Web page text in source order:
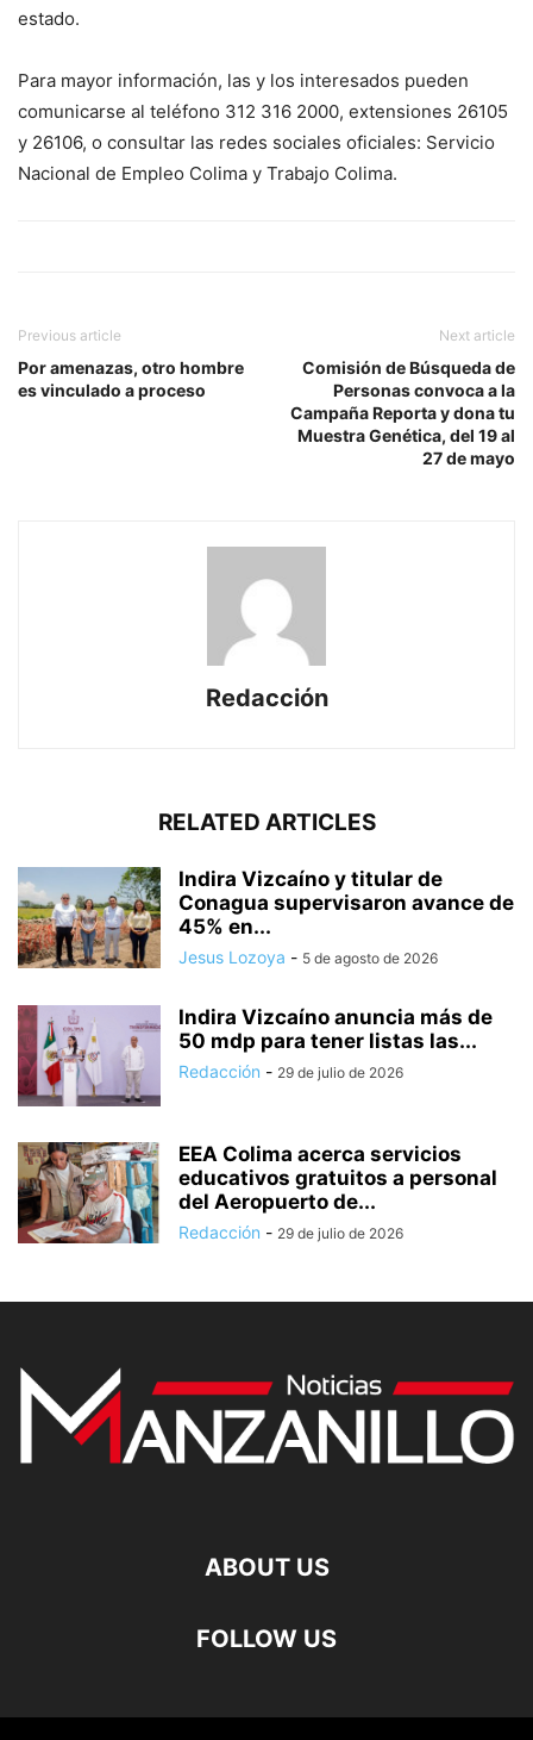
estado.
Para mayor información, las y los interesados pueden
comunicarse al teléfono 312 316 2000, extensiones 26105
y 26106, o consultar las redes sociales oficiales: Servicio
Nacional de Empleo Colima y Trabajo Colima.
Previous article
Por amenazas, otro hombre
es vinculado a proceso
Next article
Comisión de Búsqueda de
Personas convoca a la
Campaña Reporta y dona tu
Muestra Genética, del 19 al
27 de mayo
Redacción
RELATED ARTICLES
Indira Vizcaíno y titular de
Conagua supervisaron avance de
45% en...
Jesus Lozoya - 5 de agosto de 2026
Indira Vizcaíno anuncia más de
50 mdp para tener listas las...
Redacción - 29 de julio de 2026
EEA Colima acerca servicios
educativos gratuitos a personal
del Aeropuerto de...
Redacción - 29 de julio de 2026
ABOUT US
FOLLOW US